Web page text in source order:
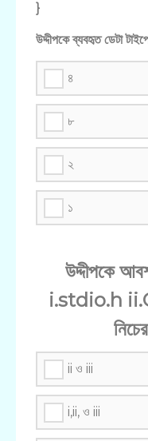
}
উদ্দীপকে ব্যবহৃত ডেটা
৪
৮
২
১
উদ্দীপকে
i.stdio.h
ii ও iii
i,ii, ও iii